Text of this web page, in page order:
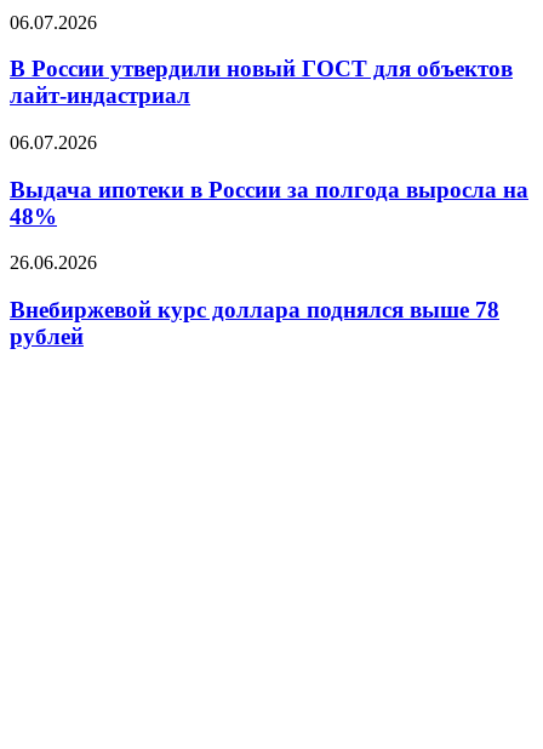
пишут
В
утвердили
новый
ГОСТ
объектов
индастриал
06.07.2026
В России утвердили новый ГОСТ для объектов
лайт-индастриал
Выдача
в
России
за
выросла
48%
06.07.2026
Выдача ипотеки в России за полгода выросла на
48%
Внебиржевой
доллара
поднялся
выше
26.06.2026
Внебиржевой курс доллара поднялся выше 78
рублей